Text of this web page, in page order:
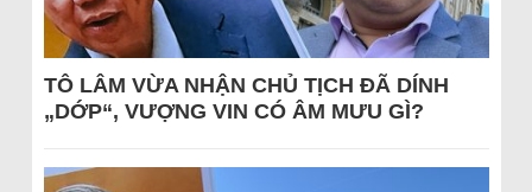
TÔ LÂM VỪA NHẬN CHỦ TỊCH ĐÃ DÍNH
„DỚP“, VƯỢNG VIN CÓ ÂM MƯU GÌ?